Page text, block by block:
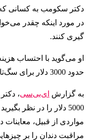
دکتر سکومب به کسانی که
در مورد اینکه چقدر
گیری کنند.
حدود 3000 دلار برای سگ‌تان هزینه کنید.
به گزارش ای‌بی‌سی،
5000 دلار را در نظر
مواردی از قبیل، معاینات
مراقبت دندان را بر